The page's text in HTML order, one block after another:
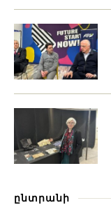
ընտրանի